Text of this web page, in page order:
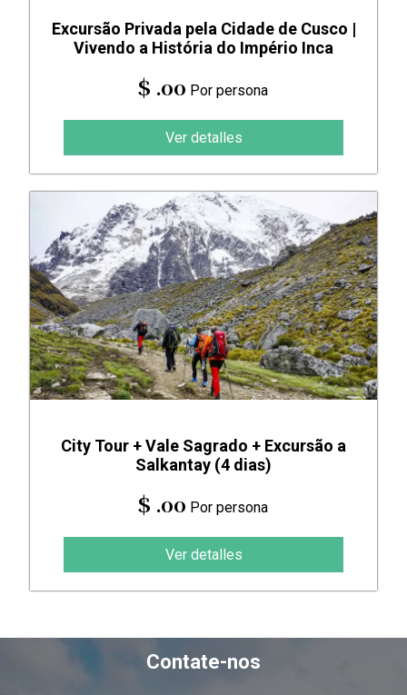
Excursão Privada pela Cidade de Cusco |
Vivendo a História do Império Inca
$ .00 Por persona
Ver detalles
City Tour + Vale Sagrado + Excursão a
Salkantay (4 dias)
$ .00 Por persona
Ver detalles
Contate-nos